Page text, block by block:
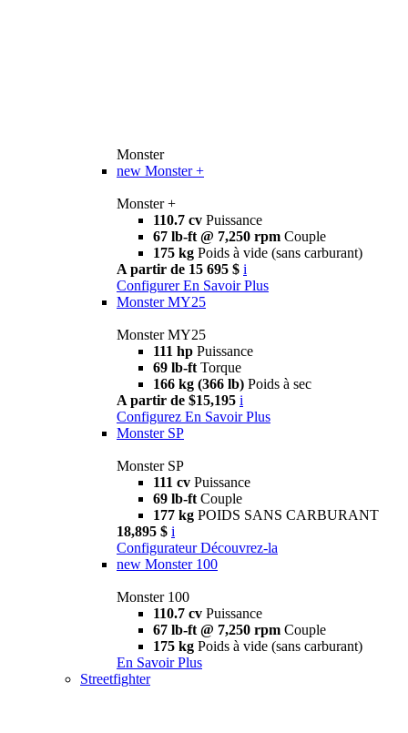
Monster
new Monster +
Monster +
110.7 cv Puissance
67 lb-ft @ 7,250 rpm Couple
175 kg Poids à vide (sans carburant)
A partir de 15 695 $ i
Configurer En Savoir Plus
Monster MY25
Monster MY25
111 hp Puissance
69 lb-ft Torque
166 kg (366 lb) Poids à sec
A partir de $15,195 i
Configurez En Savoir Plus
Monster SP
Monster SP
111 cv Puissance
69 lb-ft Couple
177 kg POIDS SANS CARBURANT
18,895 $ i
Configurateur Découvrez-la
new Monster 100
Monster 100
110.7 cv Puissance
67 lb-ft @ 7,250 rpm Couple
175 kg Poids à vide (sans carburant)
En Savoir Plus
Streetfighter